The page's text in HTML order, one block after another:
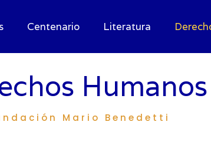
Centenario Literatura
Humanos
Mario Benedetti